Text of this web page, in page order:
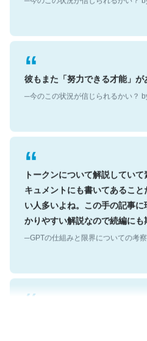
彼もまた「努力できる才能」が
トークンについて解説してい
キュメントにも書いてあること
い人多いよね。この手の記事
かりやすい解説なので続編にも